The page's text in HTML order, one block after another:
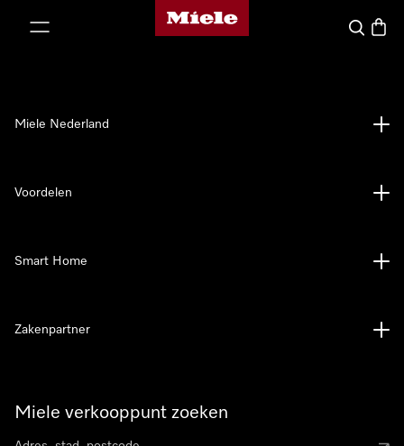
Homepage van Miele
Wat zoek
Miele verkooppunt zoeken
Miele Nederland
Voordelen
Smart Home
Zakenpartner